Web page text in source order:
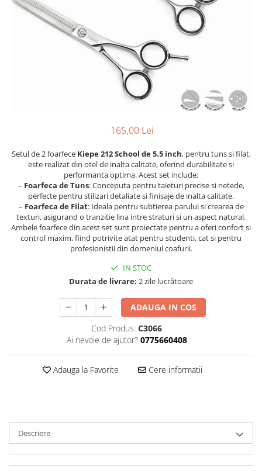
Styling
165,00 Lei
Setul de 2 foarfece Kiepe 212 School de 5.5 inch, pentru tuns si filat,
este realizat din otel de inalta calitate, oferind durabilitate si
performanta optima. Acest set include:
– Foarfeca de Tuns: Conceputa pentru taieturi precise si netede,
perfecte pentru stilizari detaliate si finisaje de inalta calitate.
– Foarfeca de Filat: Ideala pentru subtierea parului si crearea de
texturi, asigurand o tranzitie lina intre straturi si un aspect natural.
Ambele foarfece din acest set sunt proiectate pentru a oferi confort si
control maxim, fiind potrivite atat pentru studenti, cat si pentru
profesionistii din domeniul coafurii.
IN STOC
Durata de livrare: 2 zile lucrătoare
ADAUGA IN COS
Cod Produs: C3066
Ai nevoie de ajutor? 0775660408
Adauga la Favorite Cere informatii
Descriere